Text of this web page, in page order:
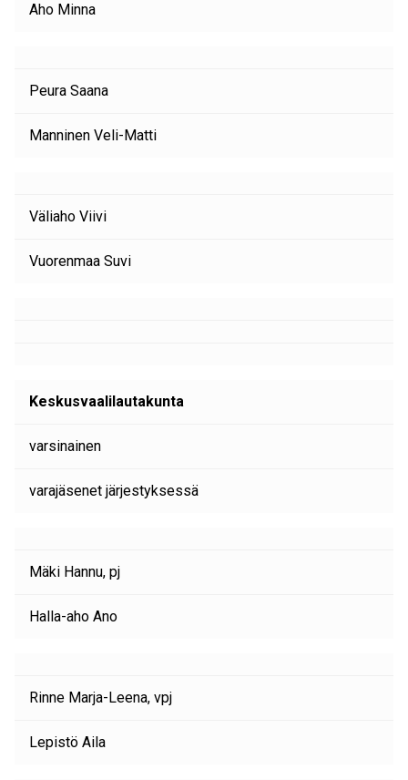
Aho Minna
Peura Saana
Manninen Veli-Matti
Väliaho Viivi
Vuorenmaa Suvi
Keskusvaalilautakunta
varsinainen
varajäsenet järjestyksessä
Mäki Hannu, pj
Halla-aho Ano
Rinne Marja-Leena, vpj
Lepistö Aila